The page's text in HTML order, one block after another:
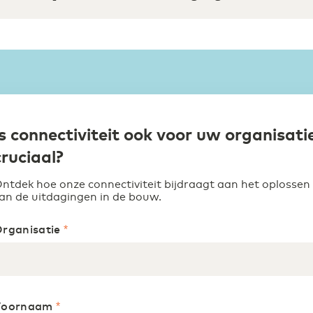
connectiviteit ook voor uw
hoe onze connectiviteit bijdraagt aan het oplossen
de uitdagingen in de bouw.